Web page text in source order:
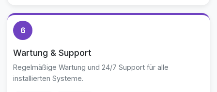
6
Wartung & Support
Regelmäßige Wartung und 24/7 Support für alle
installierten Systeme.